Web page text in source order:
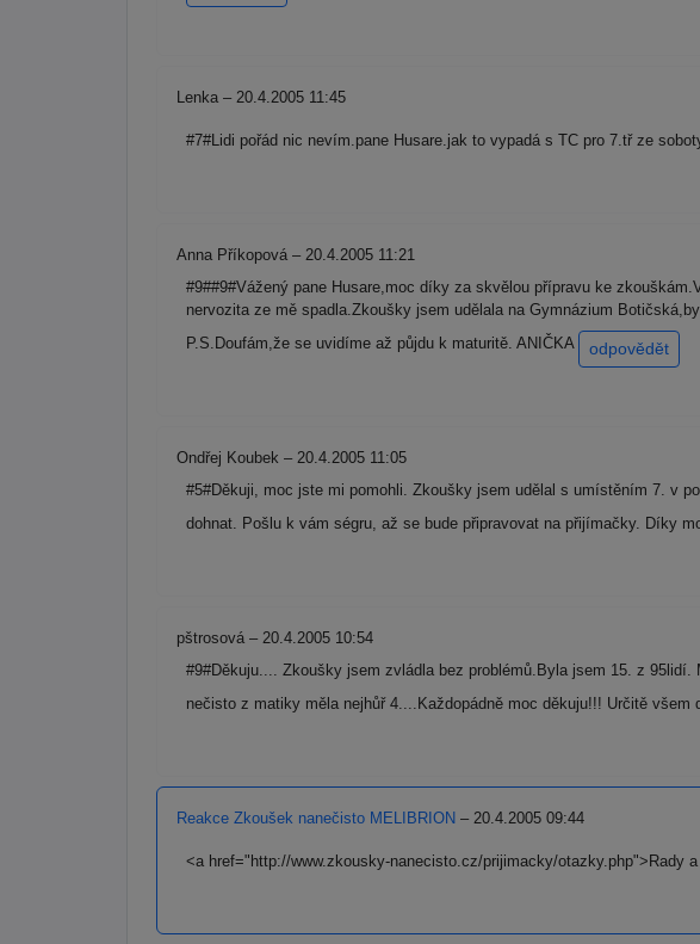
Lenka – 20.4.2005 11:45
#7#Lidi pořád nic nevím.pane Husare.jak to vypadá s TC pro 7.tř ze
Anna Příkopová – 20.4.2005 11:21
#9##9#Vážený pane Husare,moc díky za skvělou přípravu ke
nervozita ze mě spadla.Zkoušky jsem udělala na Gymnázium
P.S.Doufám,že se uvidíme až půjdu k maturitě. ANIČKA
odpovědět
Ondřej Koubek – 20.4.2005 11:05
#5#Děkuji, moc jste mi pomohli. Zkoušky jsem udělal s umístěním 7. v
dohnat. Pošlu k vám ségru, až se bude připravovat na přijímačky. Díky
pštrosová – 20.4.2005 10:54
#9#Děkuju.... Zkoušky jsem zvládla bez problémů.Byla jsem 15. z
nečisto z matiky měla nejhůř 4....Každopádně moc děkuju!!! Určitě všem
Reakce Zkoušek nanečisto MELIBRION – 20.4.2005 09:44
<a href="http://www.zkousky-nanecisto.cz/prijimacky/otazky.php">Rady